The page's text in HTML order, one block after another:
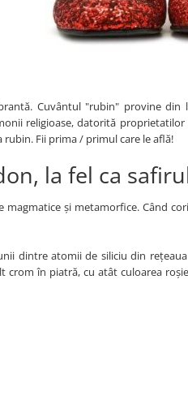
Cuvântul "rubin" provine din
religioase, datorită proprietatilor
Fii prima / primul care le află!
la fel ca
și metamorfice. Când
dintre atomii de siliciu din
în piatră, cu atât culoarea